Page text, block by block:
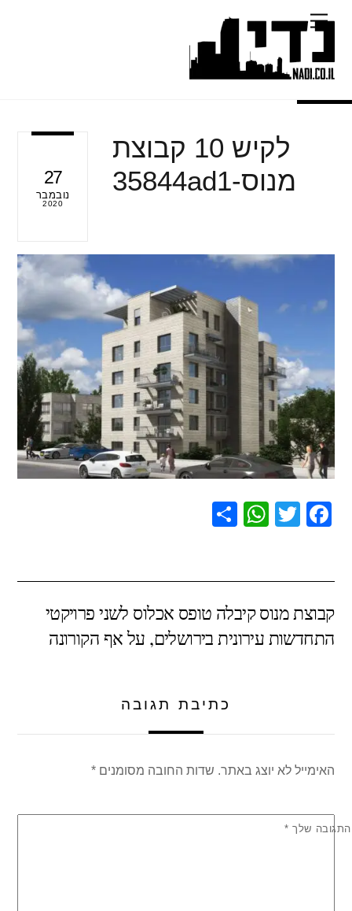
content
Menu
27
נובמבר
2020
לקיש 10 קבוצת
מנוס-35844ad1
F
e
b
o
T
er
W
s
A
p
e
קבוצת מנוס קיבלה טופס אכלוס לשני פרויקטי
התחדשות עירונית בירושלים, על אף הקורונה
כתיבת תגובה
האימייל לא יוצג באתר. שדות החובה מסומנים*
התגובה שלך *